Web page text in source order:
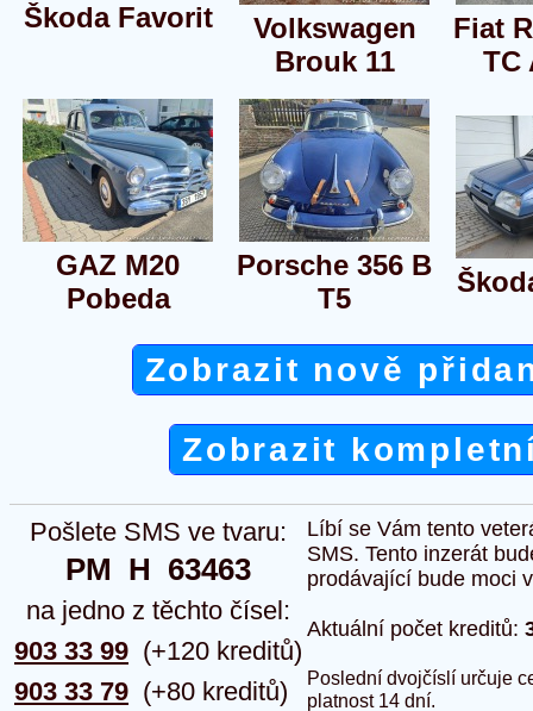
Škoda Favorit
Volkswagen
Brouk 11
Fiat
TC
GAZ M20
Pobeda
Porsche 356 B
T5
Zobrazit nově
Zobrazit
Pošlete SMS ve tvaru:
PM  H  63463
na jedno z těchto čísel:
903 33 99
903 33 79
(+120 kreditů)
(+80 kreditů)
Líbí se Vám tento
SMS. Tento inzerát
prodávající bude moci
Aktuální počet kreditů:
Poslední dvojčíslí určuje
platnost 14 dní.